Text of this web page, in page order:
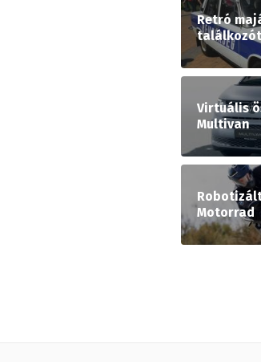
Retró
Virtuális
Multivan
Motorrad